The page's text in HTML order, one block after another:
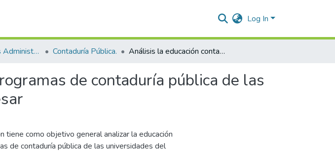
Log In
Facultad Ciencias Administrativas Contables y Económicas – Face Contaduría Pública. Análisis la educación contable en los programas de contaduría pública de las universidades del departamento del cesar
de contaduría pública de las
tiene como objetivo general analizar la educación
de contaduría pública de las universidades del